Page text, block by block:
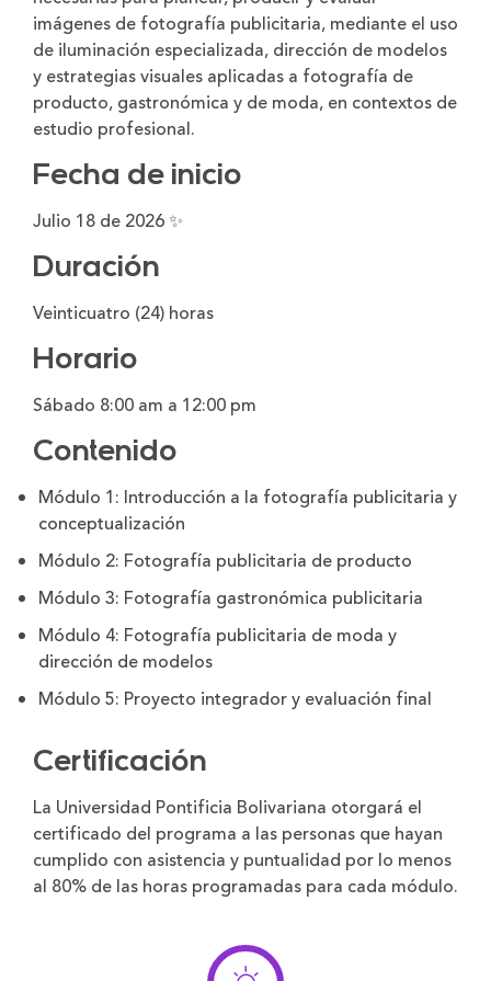
imágenes de fotografía publicitaria, mediante el uso
de iluminación especializada, dirección de modelos
y estrategias visuales aplicadas a fotografía de
producto, gastronómica y de moda, en contextos de
estudio profesional.
Fecha de inicio
Julio 18 de 2026 ✨
Duración
Veinticuatro (24) horas
Horario
Sábado 8:00 am a 12:00 pm
Contenido
Módulo 1: Introducción a la fotografía publicitaria y
conceptualización
Módulo 2: Fotografía publicitaria de producto
Módulo 3: Fotografía gastronómica publicitaria
Módulo 4: Fotografía publicitaria de moda y
dirección de modelos
Módulo 5: Proyecto integrador y evaluación final
Certificación
La Universidad Pontificia Bolivariana otorgará el
certificado del programa a las personas que hayan
cumplido con asistencia y puntualidad por lo menos
al 80% de las horas programadas para cada módulo.